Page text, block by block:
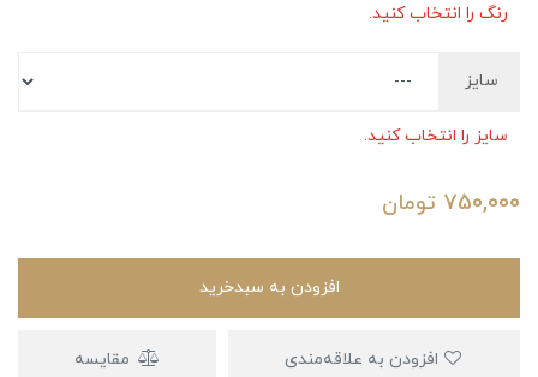
رنگ را انتخاب کنید.
سایز
سایز را انتخاب کنید.
750,000 تومان
افزودن به سبدخرید
مقایسه